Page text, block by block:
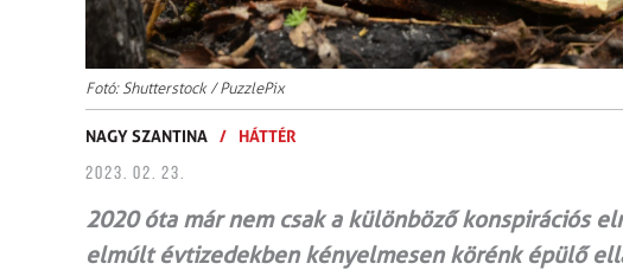
Fotó: Shutterstock / PuzzlePix
NAGY SZANTINA / HÁTTÉR
2023. 02. 23.
2020 óta már nem csak a különböző konspirációs
elmúlt évtizedekben kényelmesen körénk épülő